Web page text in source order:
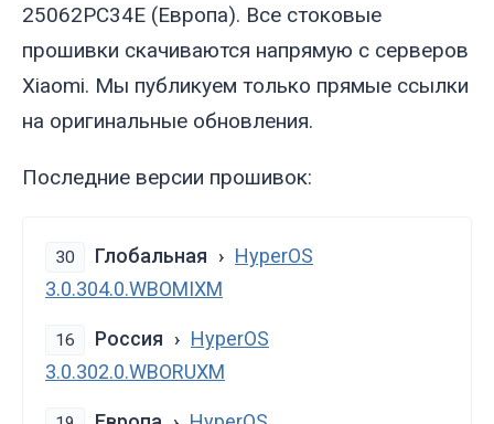
25062PC34E (Европа). Все стоковые
прошивки скачиваются напрямую с серверов
Xiaomi. Мы публикуем только прямые ссылки
на оригинальные обновления.
Последние версии прошивок:
30 Глобальная
HyperOS
3.0.304.0.WBOMIXM
16 Россия
HyperOS
3.0.302.0.WBORUXM